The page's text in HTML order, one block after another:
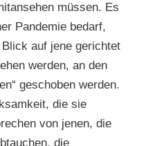
müssen. Es
Pandemie bedarf,
auf jene gerichtet
werden, an den
geschoben werden.
die sie
von jenen, die
die